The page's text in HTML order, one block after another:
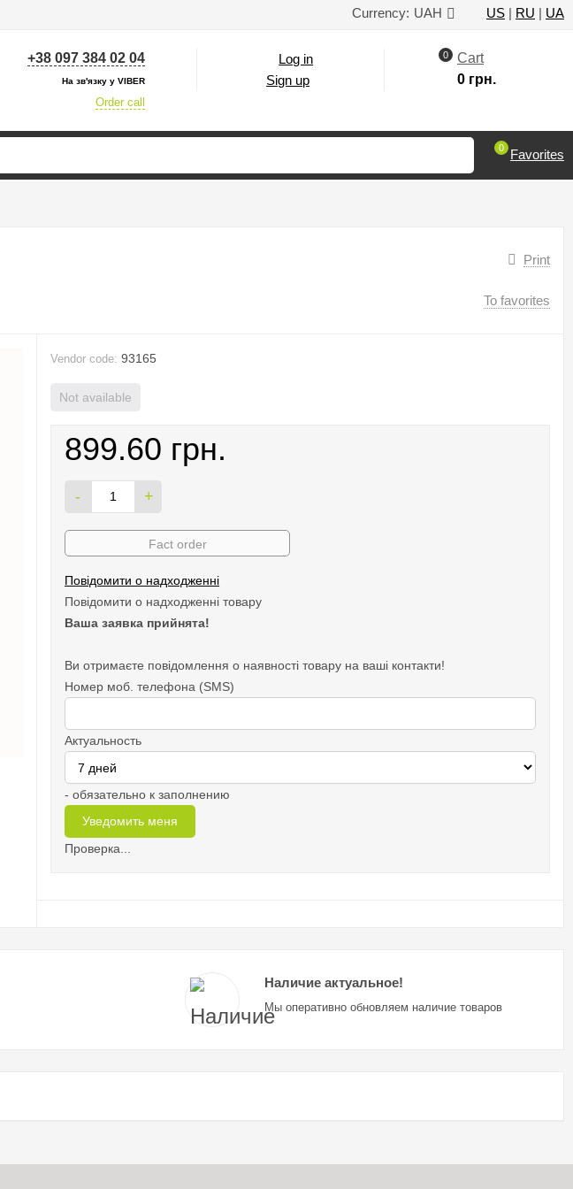
Currency: UAH US | RU | UA
+38 097 384 02 04
На зв'язку у VIBER
Order call
Log in
Sign up
0
Cart
0 грн.
0 Favorites
Print
To favorites
Vendor code: 93165
Not available
899.60 грн.
- +
Fact order
Повідомити о надходженні
Повідомити о надходженні товару
Ваша заявка прийнята!
Ви отримаєте повідомлення о наявності товару на ваші контакти!
Номер моб. телефона (SMS)
Актуальность
- обязательно к заполнению
Проверка...
Наличие актуальное!
Мы оперативно обновляем наличие товаров